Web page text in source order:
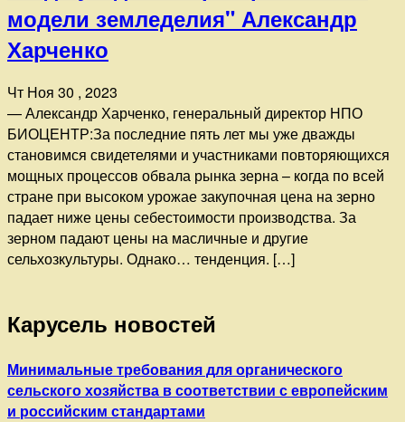
модели земледелия" Александр
Харченко
Чт Ноя 30 , 2023
— Александр Харченко, генеральный директор НПО
БИОЦЕНТР:За последние пять лет мы уже дважды
становимся свидетелями и участниками повторяющихся
мощных процессов обвала рынка зерна – когда по всей
стране при высоком урожае закупочная цена на зерно
падает ниже цены себестоимости производства. За
зерном падают цены на масличные и другие
сельхозкультуры. Однако… тенденция. […]
Карусель новостей
Минимальные требования для органического
сельского хозяйства в соответствии с европейским
и российским стандартами